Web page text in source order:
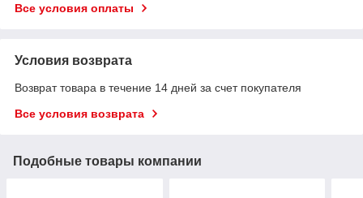
Все условия оплаты
Условия возврата
Возврат товара в течение 14 дней за счет покупателя
Все условия возврата
Подобные товары компании